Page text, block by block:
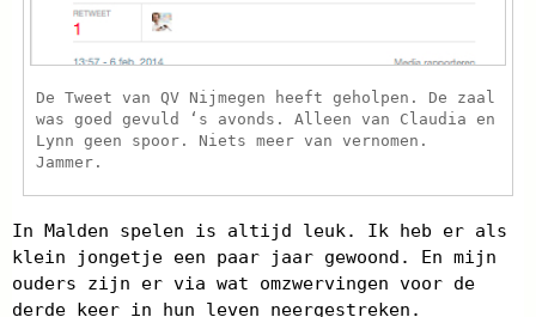
De Tweet van QV Nijmegen heeft geholpen. De zaal
was goed gevuld ‘s avonds. Alleen van Claudia en
Lynn geen spoor. Niets meer van vernomen.
Jammer.
In Malden spelen is altijd leuk. Ik heb er als
klein jongetje een paar jaar gewoond. En mijn
ouders zijn er via wat omzwervingen voor de
derde keer in hun leven neergestreken.